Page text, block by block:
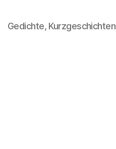
Gedichte,